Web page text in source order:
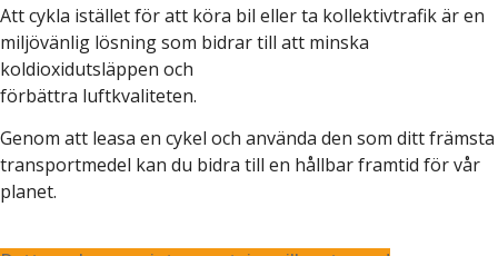
Att cykla istället för att köra bil eller ta kollektivtrafik är en
miljövänlig lösning som bidrar till att minska
koldioxidutsläppen och
förbättra luftkvaliteten.
Genom att leasa en cykel och använda den som ditt främsta
transportmedel kan du bidra till en hållbar framtid för vår
planet.